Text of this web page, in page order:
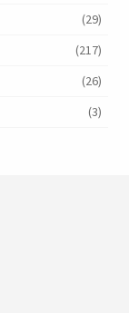
(29)
(217)
(26)
(3)